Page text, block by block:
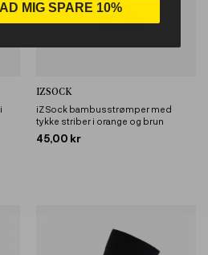
IZSOCK
iZ Sock bambusstrømper med
tykke striber i orange og brun
45,00 kr
MIG SPARE 10%